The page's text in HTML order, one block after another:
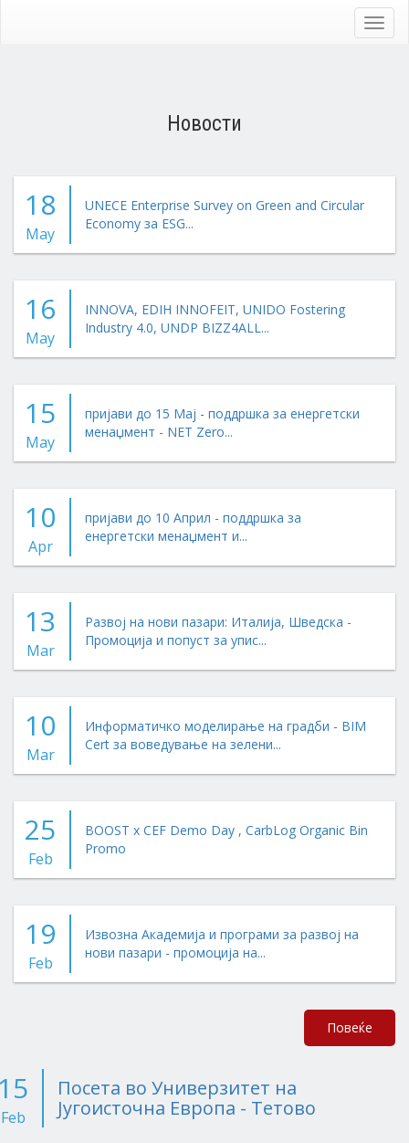
Новости
18
May
UNECE Enterprise Survey on Green and Circular
Economy за ESG...
16
May
INNOVA, EDIH INNOFEIT, UNIDO Fostering
Industry 4.0, UNDP BIZZ4ALL...
15
May
пријави до 15 Мај - поддршка за енергетски
менаџмент - NET Zero...
10
Apr
пријави до 10 Април - поддршка за
енергетски менаџмент и...
13
Mar
Развој на нови пазари: Италија, Шведска -
Промоција и попуст за упис...
10
Mar
Информатичко моделирање на градби - BIM
Cert за воведување на зелени...
25
Feb
BOOST x CEF Demo Day , CarbLog Organic Bin
Promo
19
Feb
Извозна Академија и програми за развој на
нови пазари - промоција на...
Повеќе
Feb
Посета во Универзитет на
Југоисточна Европа - Тетово